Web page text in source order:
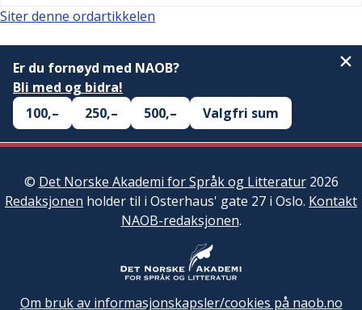
Siter denne ordartikkelen
Er du fornøyd med NAOB?
Bli med og bidra!
100,–
250,– 500,– Valgfri sum
© Det Norske Akademi for Språk og Litteratur2026
Redaksjonen holder til i Osterhaus' gate 27 i Oslo. Kontakt
NAOB-redaksjonen.
Om bruk av informasjonskapsler/cookies på naob.no